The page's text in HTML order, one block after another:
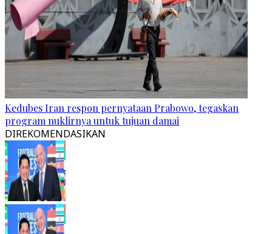
Kedubes Iran respon pernyataan Prabowo, tegaskan
program nuklirnya untuk tujuan damai
DIREKOMENDASIKAN